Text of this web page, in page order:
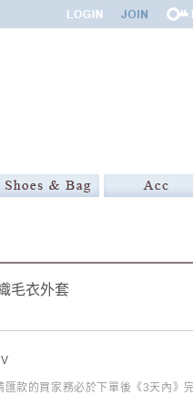
毛衣外套
匯款的買家務必於下單後《3天內》